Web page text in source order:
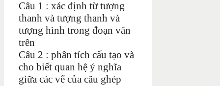
Câu 1 : xác định từ tượng
thanh và tượng thanh và
tượng hình trong đoạn văn
trên
Câu 2 : phân tích cấu tạo và
cho biết quan hệ ý nghĩa
giữa các vế của câu ghép